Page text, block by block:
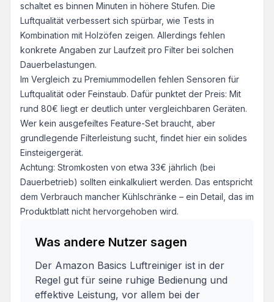
schaltet es binnen Minuten in höhere Stufen. Die
Luftqualität verbessert sich spürbar, wie Tests in
Kombination mit Holzöfen zeigen. Allerdings fehlen
konkrete Angaben zur Laufzeit pro Filter bei solchen
Dauerbelastungen.
Im Vergleich zu Premiummodellen fehlen Sensoren für
Luftqualität oder Feinstaub. Dafür punktet der Preis: Mit
rund 80€ liegt er deutlich unter vergleichbaren Geräten.
Wer kein ausgefeiltes Feature-Set braucht, aber
grundlegende Filterleistung sucht, findet hier ein solides
Einsteigergerät.
Achtung: Stromkosten von etwa 33€ jährlich (bei
Dauerbetrieb) sollten einkalkuliert werden. Das entspricht
dem Verbrauch mancher Kühlschränke – ein Detail, das im
Produktblatt nicht hervorgehoben wird.
Was andere Nutzer sagen
Der Amazon Basics Luftreiniger ist in der
Regel gut für seine ruhige Bedienung und
effektive Leistung, vor allem bei der